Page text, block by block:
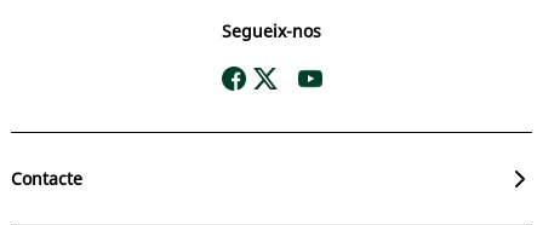
Segueix-nos
Contacte